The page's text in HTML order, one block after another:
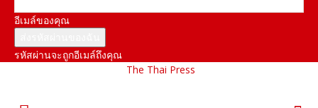
อีเมล์ของคุณ
รหัสผ่านจะถูกอีเมล์ถึงคุณ
The Thai Press